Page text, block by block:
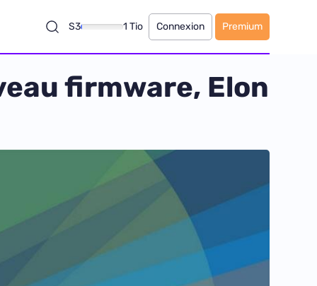
S3 1 Tio Connexion Premium
firmware, Elon